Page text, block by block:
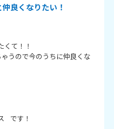
良くなりたい！
くて！！
うので今のうちに仲良くな
です！